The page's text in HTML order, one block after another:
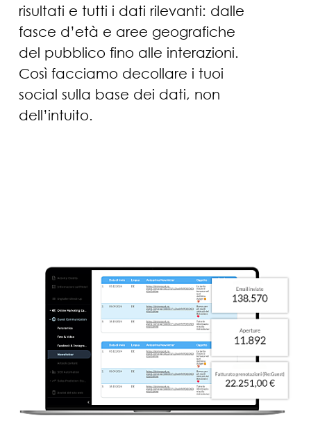
risultati e tutti i dati rilevanti: dalle
fasce d’età e aree geografiche
del pubblico fino alle interazioni.
Così facciamo decollare i tuoi
social sulla base dei dati, non
dell’intuito.